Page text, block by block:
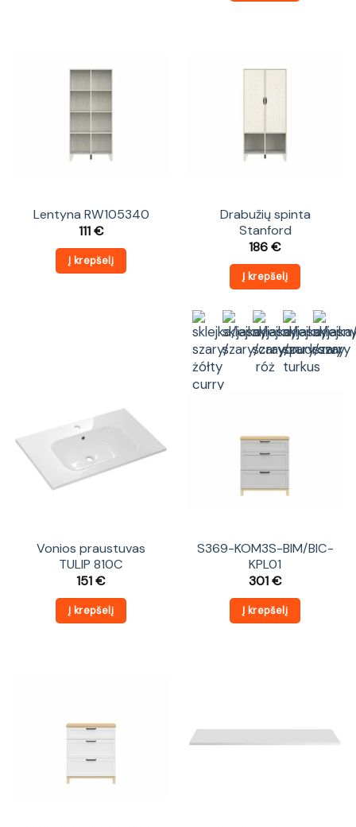
Lentyna RW105340
111€
Į krepšelį
Drabužių spinta
Stanford
186€
Į krepšelį
Vonios praustuvas
TULIP 810C
151€
Į krepšelį
S369-KOM3S-BIM/BIC-
KPL01
301€
Į krepšelį